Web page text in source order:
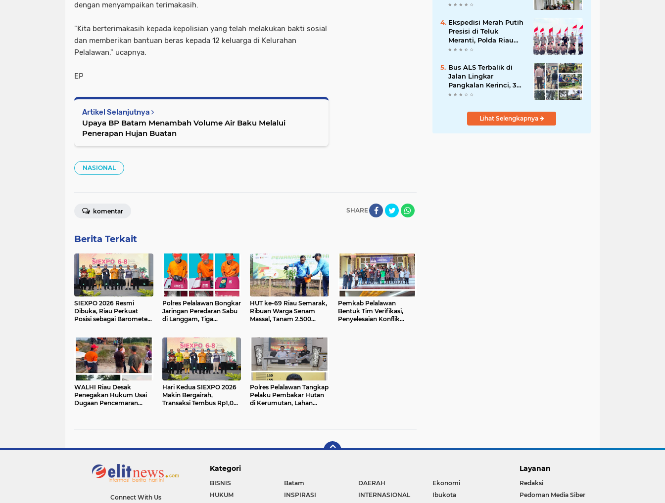
dengan menyampaikan terimakasih.
"Kita berterimakasih kepada kepolisian yang telah melakukan bakti sosial
dan memberikan bantuan beras kepada 12 keluarga di Kelurahan
Pelalawan," ucapnya.
EP
Artikel Selanjutnya
Upaya BP Batam Menambah Volume Air Baku Melalui
Penerapan Hujan Buatan
NASIONAL
SHARE
komentar
Berita Terkait
SIEXPO 2026 Resmi
Dibuka, Riau Perkuat
Posisi sebagai Barometer
Polres Pelalawan Bongkar
Jaringan Peredaran Sabu
di Langgam, Tiga
HUT ke-69 Riau Semarak,
Ribuan Warga Senam
Massal, Tanam 2.500
Pemkab Pelalawan
Bentuk Tim Verifikasi,
Penyelesaian Konflik
WALHI Riau Desak
Penegakan Hukum Usai
Dugaan Pencemaran
Hari Kedua SIEXPO 2026
Makin Bergairah,
Transaksi Tembus Rp1,05
Polres Pelalawan Tangkap
Pelaku Pembakar Hutan
di Kerumutan, Lahan
Bergerak
Ekspedisi Merah Putih
Presisi di Teluk
Meranti, Polda Riau
dan Polres Pelalawan
Demi Negeri
Bus ALS Terbalik di
Jalan Lingkar
Pangkalan Kerinci, 34
Penumpang Selamat,
Ringan
Lihat Selengkapnya
Connect With Us
Kategori
BISNIS Batam DAERAH
Ekonomi
HUKUM
INSPIRASI INTERNASIONAL
Ibukota
Layanan
Redaksi
Pedoman Media Siber